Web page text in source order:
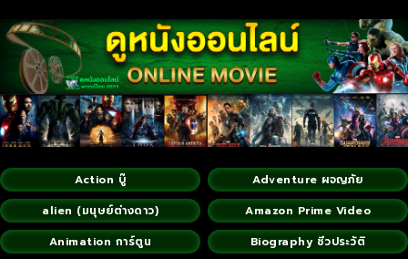
Action บู๊
Adventure ผจญภัย
alien (มนุษย์ต่างดาว)
Amazon Prime Video
Animation การ์ตูน
Biography ชีวประวัติ